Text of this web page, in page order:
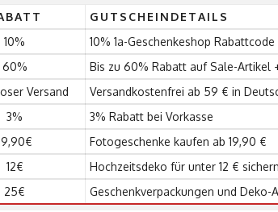
GUTSCHEINDETAILS
10%
10% 1a-Geschenkeshop
60%
Bis zu 60% Rabatt auf Sale-Artikel
Versand
Versandkostenfrei ab 59 € in
3%
3% Rabatt bei Vorkasse
Fotogeschenke kaufen ab 19,90 €
12€
Hochzeitsdeko für unter 12 € sichern
25€
Geschenkverpackungen und